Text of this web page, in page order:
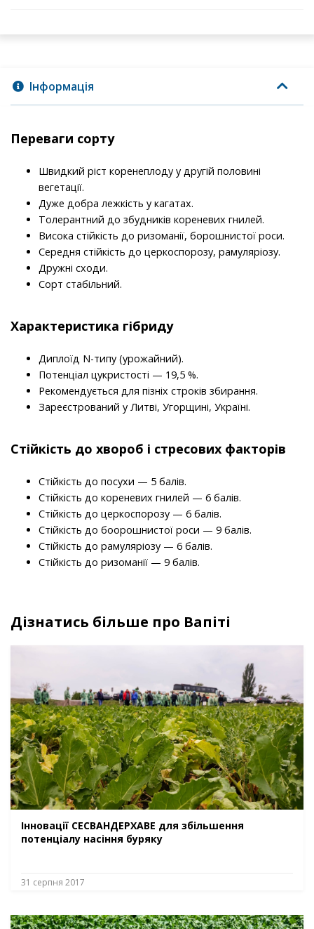
Інформація
Переваги сорту
Швидкий ріст коренеплоду у другій половині
вегетації.
Дуже добра лежкість у кагатах.
Толерантний до збудників кореневих гнилей.
Висока стійкість до ризоманії, борошнистої роси.
Середня стійкість до церкоспорозу, рамуляріозу.
Дружні сходи.
Сорт стабільний.
Характеристика гібриду
Диплоїд N-типу (урожайний).
Потенціал цукристості — 19,5 %.
Рекомендується для пізніх строків збирання.
Зареєстрований у Литві, Угорщині, Україні.
Стійкість до хвороб і стресових факторів
Стійкість до посухи — 5 балів.
Стійкість до кореневих гнилей — 6 балів.
Стійкість до церкоспорозу — 6 балів.
Стійкість до боорошнистої роси — 9 балів.
Стійкість до рамуляріозу — 6 балів.
Стійкість до ризоманії — 9 балів.
Дізнатись більше про Вапіті
Інновації СЕСВАНДЕРХАВЕ для збільшення
потенціалу насіння буряку
31 серпня 2017